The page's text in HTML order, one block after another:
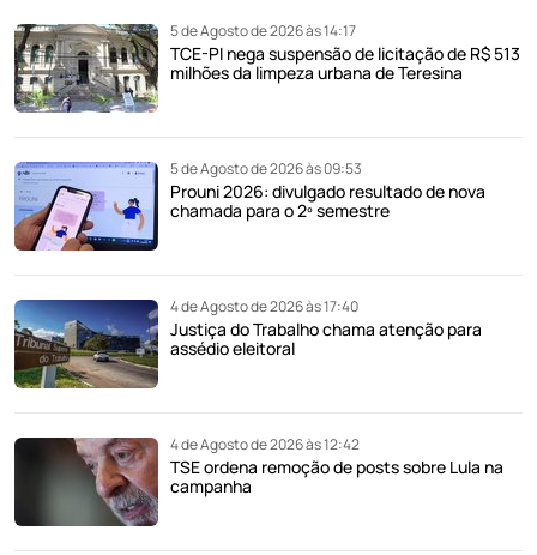
5 de Agosto de 2026 às 14:17
TCE-PI nega suspensão de licitação de R$ 513
milhões da limpeza urbana de Teresina
5 de Agosto de 2026 às 09:53
Prouni 2026: divulgado resultado de nova
chamada para o 2º semestre
4 de Agosto de 2026 às 17:40
Justiça do Trabalho chama atenção para
assédio eleitoral
4 de Agosto de 2026 às 12:42
TSE ordena remoção de posts sobre Lula na
campanha